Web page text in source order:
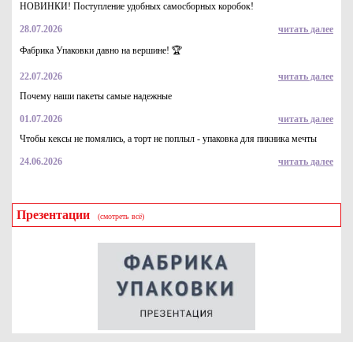
Коробка шляпная для доставки букетов 210*210 белый
317 Купить
Коробка шляпная для доставки букетов 210*210 голубая
НОВИНКИ! Поступление удобных самосборных коробок!
28.07.2026
читать далее
Фабрика Упаковки давно на вершине! 🏆
22.07.2026
читать далее
Почему наши пакеты самые надежные
01.07.2026
читать далее
Чтобы кексы не помялись, а торт не поплыл - упаковка для пикника мечты
24.06.2026 читать далее
Презентации (смотреть всё)